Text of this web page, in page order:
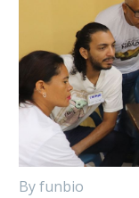
By funbio